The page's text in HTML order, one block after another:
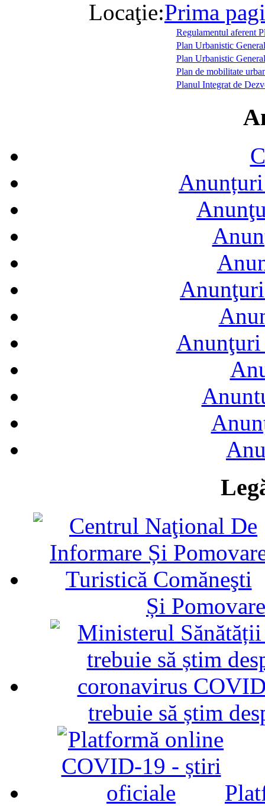
Locaţie:Prima
Regulamentul aferent
Plan Urbanistic
Plan Urbanistic
Plan de mobilitate
Planul Integrat de
Și
trebuie să știm